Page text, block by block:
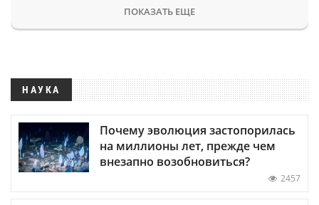
ПОКАЗАТЬ ЕЩЕ
НАУКА
Почему эволюция застопорилась
на миллионы лет, прежде чем
внезапно возобновиться?
2457